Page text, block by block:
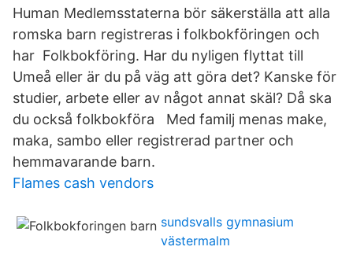
Human Medlemsstaterna bör säkerställa att alla
romska barn registreras i folkbokföringen och
har Folkbokföring. Har du nyligen flyttat till
Umeå eller är du på väg att göra det? Kanske för
studier, arbete eller av något annat skäl? Då ska
du också folkbokföra Med familj menas make,
maka, sambo eller registrerad partner och
hemmavarande barn.
Flames cash vendors
sundsvalls gymnasium
västermalm